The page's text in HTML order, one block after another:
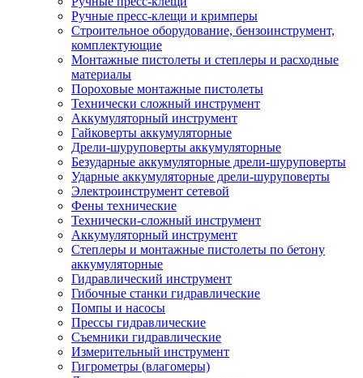
Ручные пресс-клещи и кримперы
Строительное оборудование, бензоинструмент,
комплектующие
Монтажные пистолеты и степлеры и расходные
материалы
Пороховые монтажные пистолеты
Технически сложный инструмент
Аккумуляторный инструмент
Гайковерты аккумуляторные
Дрели-шуруповерты аккумуляторные
Безударные аккумуляторные дрели-шуруповерты
Ударные аккумуляторные дрели-шуруповерты
Электроинструмент сетевой
Фены технические
Технически-сложный инструмент
Аккумуляторный инструмент
Степлеры и монтажные пистолеты по бетону
аккумуляторные
Гидравлический инструмент
Гибочные станки гидравлические
Помпы и насосы
Прессы гидравлические
Съемники гидравлические
Измерительный инструмент
Гигрометры (влагомеры)